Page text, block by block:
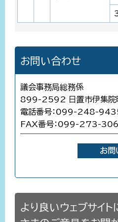
お問い合わせ
議会事務局総務係
899-2592 日置市伊集院
電話番号：099-248-
FAX番号：099-273-
より良いウェブサイ